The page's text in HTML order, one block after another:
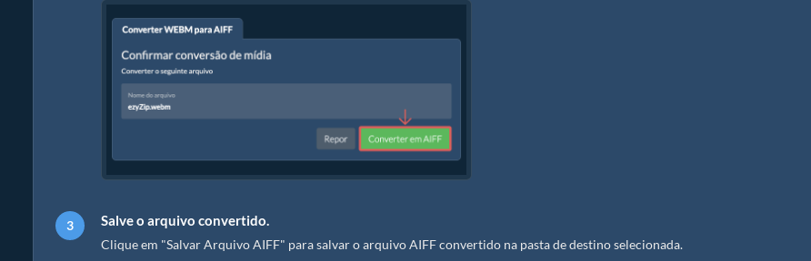
Salve o arquivo convertido.
Clique em "Salvar Arquivo AIFF" para salvar o arquivo AIFF convertido na pasta de destino selecionada.